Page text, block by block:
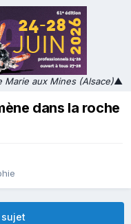
Marie aux Mines (Alsace)▲
dans la roche